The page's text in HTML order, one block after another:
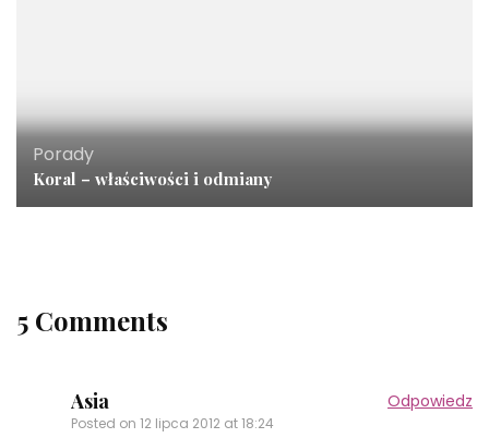
Porady
Koral – właściwości i odmiany
5 Comments
Asia
Posted on 12 lipca 2012 at 18:24
Odpowiedz